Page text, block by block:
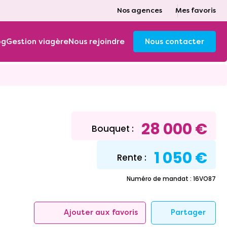
Nos agences Mes favoris
Gestion viagèreNous rejoindre Nous contacter
Bouquet : 28 000 €
Rente : 1 050 €
Numéro de mandat : 16VO87
Ajouter aux favoris Partager